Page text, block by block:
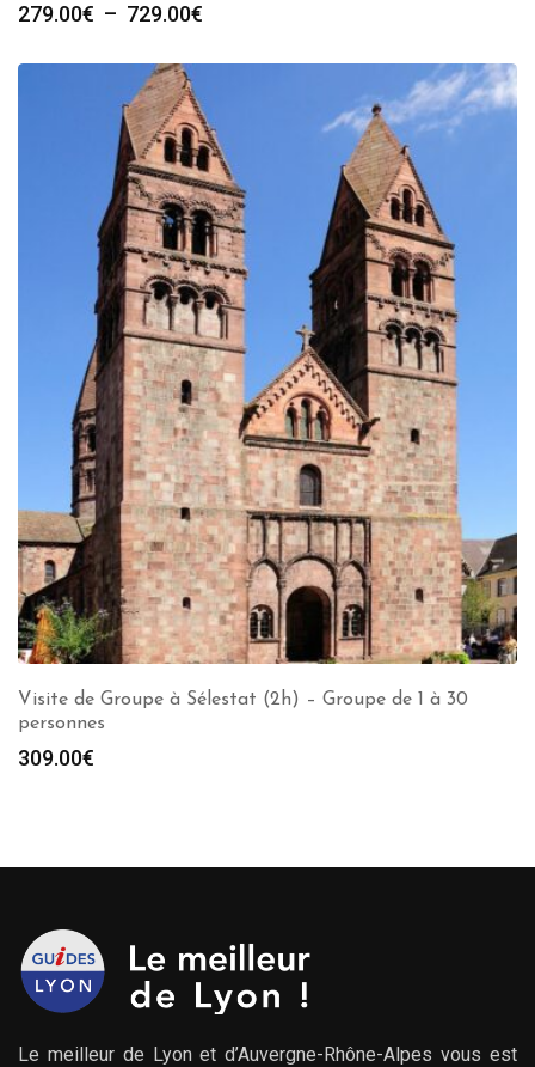
279.00€ – 729.00€
prix :
à
729.00€
Visite de Groupe à Sélestat (2h) – Groupe de 1 à 30
personnes
309.00€
Le meilleur de Lyon et d’Auvergne-Rhône-Alpes vous est